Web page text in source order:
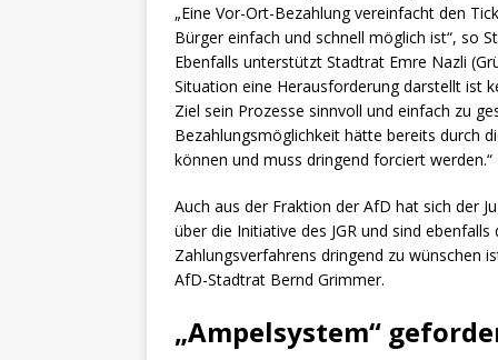
„Eine Vor-Ort-Bezahlung vereinfacht den
Bürger einfach und schnell möglich ist“, so
Ebenfalls unterstützt Stadtrat Emre Nazli
Situation eine Herausforderung darstellt ist
Ziel sein Prozesse sinnvoll und einfach zu
Bezahlungsmöglichkeit hätte bereits durch
können und muss dringend forciert werden.“
Auch aus der Fraktion der AfD hat sich der
über die Initiative des JGR und sind
Zahlungsverfahrens dringend zu wünschen
AfD-Stadtrat Bernd Grimmer.
„Ampelsystem“